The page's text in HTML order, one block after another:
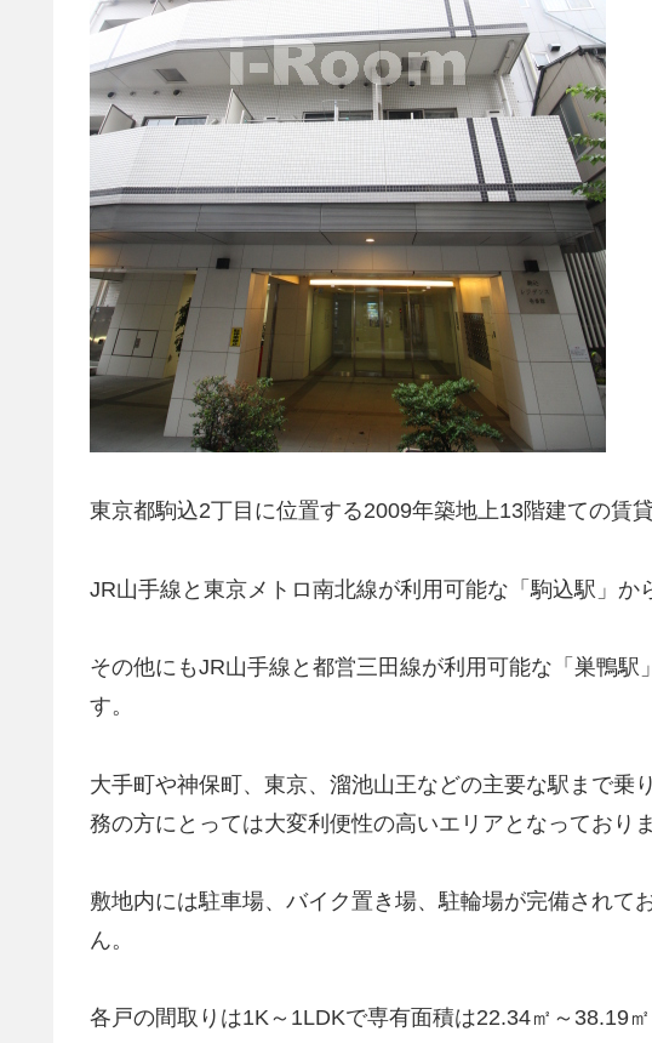
東京都駒込2丁目に位置する2009年築地上13階建ての賃貸
JR山手線と東京メトロ南北線が利用可能な「駒込駅」か
その他にもJR山手線と都営三田線が利用可能な「巣鴨駅
す。
大手町や神保町、東京、溜池山王などの主要な駅まで乗
務の方にとっては大変利便性の高いエリアとなっておりま
敷地内には駐車場、バイク置き場、駐輪場が完備されて
ん。
各戸の間取りは1K～1LDKで専有面積は22.34㎡～38.19